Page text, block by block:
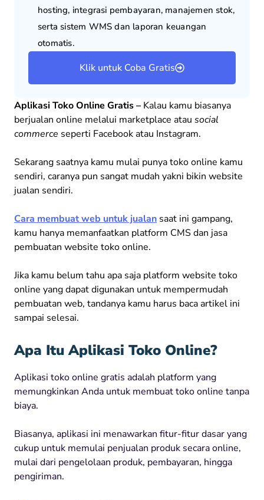
hosting, integrasi pembayaran, manajemen stok,
serta sistem WMS dan laporan keuangan
otomatis.
Klik untuk Coba Gratis
Aplikasi Toko Online Gratis – Kalau kamu biasanya
berjualan online melalui marketplace atau social
commerce seperti Facebook atau Instagram.
Sekarang saatnya kamu mulai punya toko online kamu
sendiri, caranya pun sangat mudah yakni bikin website
jualan sendiri.
Cara membuat web untuk jualan saat ini gampang,
kamu hanya memanfaatkan platform CMS dan jasa
pembuatan website toko online.
Jika kamu belum tahu apa saja platform website toko
online yang dapat digunakan untuk mempermudah
pembuatan web, tandanya kamu harus baca artikel ini
sampai selesai.
Apa Itu Aplikasi Toko Online?
Aplikasi toko online gratis adalah platform yang
memungkinkan Anda untuk membuat toko online tanpa
biaya.
Biasanya, aplikasi ini menawarkan fitur-fitur dasar yang
cukup untuk memulai penjualan produk secara online,
mulai dari pengelolaan produk, pembayaran, hingga
pengiriman.